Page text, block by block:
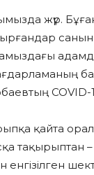
жүр.
санын
қайта
тақырыптан –
енгізілген